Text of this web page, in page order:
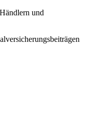
und